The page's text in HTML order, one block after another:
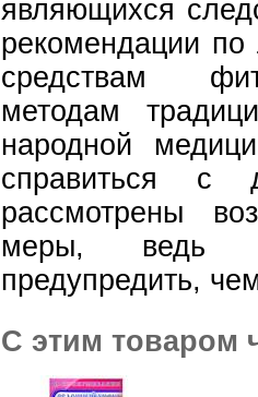
являющихся
рекомендации
средствам
методам
народной
справиться с
рассмотрены
меры, ведь
предупредить,
С этим товаром